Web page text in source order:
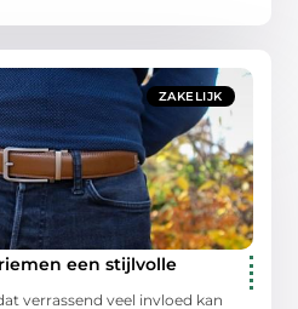
ZAKELIJK
een stijlvolle
verrassend veel invloed kan